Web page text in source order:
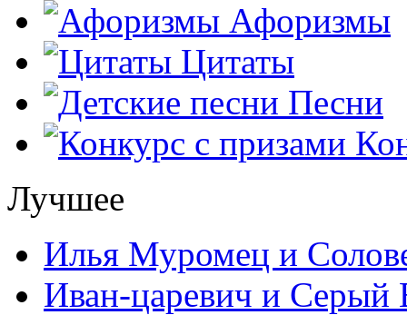
Афоризмы
Цитаты
Песни
Лучшее
Илья Муромец и
Иван-царевич и Серый